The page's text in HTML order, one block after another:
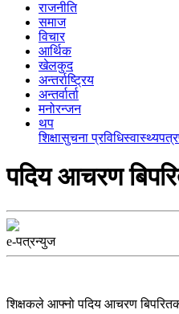
राजनीति
समाज
विचार
आर्थिक
खेलकुद
अन्तर्राष्ट्रिय
अन्तर्वार्ता
मनोरन्जन
थप
शिक्षासुचना प्रविधिस्वास्थ्य
पदिय आचरण
e-पत्रन्युज
शिक्षकले आफ्नो पदिय आचरण